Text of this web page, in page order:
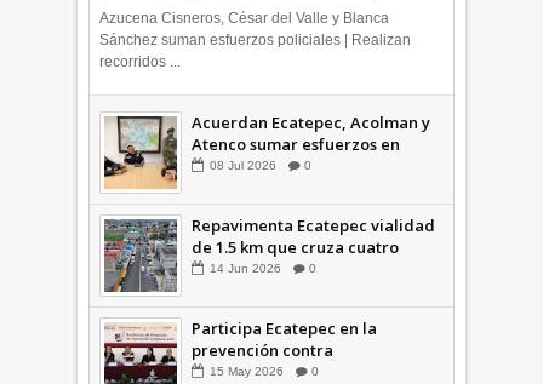
Azucena Cisneros, César del Valle y Blanca
Sánchez suman esfuerzos policiales | Realizan
recorridos ...
Acuerdan Ecatepec, Acolman y
Atenco sumar esfuerzos en
seguridad
08 Jul 2026 0
Repavimenta Ecatepec vialidad
de 1.5 km que cruza cuatro
comunidades +Video
14 Jun 2026 0
Participa Ecatepec en la
prevención contra
inundaciones en el Valle de
15 May 2026 0